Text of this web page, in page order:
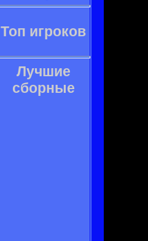
Топ игроков
Лучшие
сборные